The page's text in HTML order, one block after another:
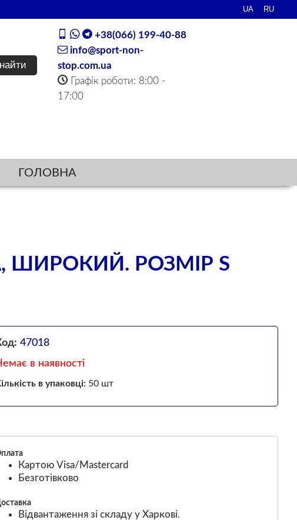
+38(066) 199-40-88
info@sport-non-
stop.com.ua
Графік роботи: 8:00 -
17:00
ГОЛОВНА
ШИРОКИЙ. РОЗМІР S
47018
в наявності
в упаковці: 50 шт
Картою Visa/Mastercard
Безготівково
Відвантаження зі складу у Харкові.